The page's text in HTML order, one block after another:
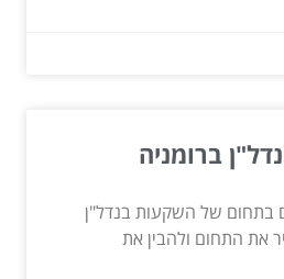
ברומניה
בתחום של השקעות בנדל"ן
את התחום ולהבין את